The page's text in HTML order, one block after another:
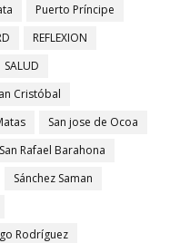
Puerto Príncipe
REFLEXION
SALUD
Cristóbal
San jose de Ocoa
San Rafael Barahona
Sánchez Saman
Rodríguez